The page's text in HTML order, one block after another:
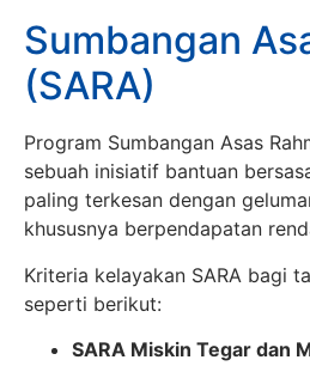
Sumbangan
(SARA)
Program Sumbangan Asas
sebuah inisiatif bantuan
paling terkesan dengan
khususnya berpendapatan
Kriteria kelayakan SARA bagi
seperti berikut:
SARA Miskin Tegar dan